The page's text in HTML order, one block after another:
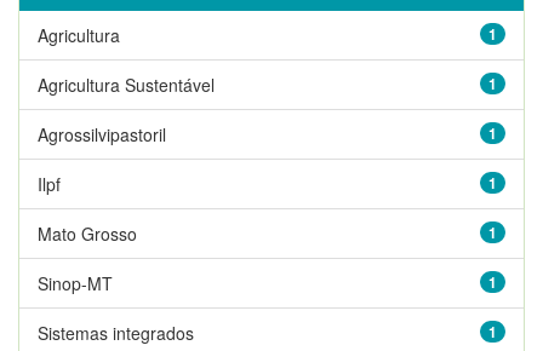
1
Agricultura
1
Agricultura Sustentável
1
Agrossilvipastoril
1
Ilpf
1
Mato Grosso
1
Sinop-MT
1
Sistemas integrados